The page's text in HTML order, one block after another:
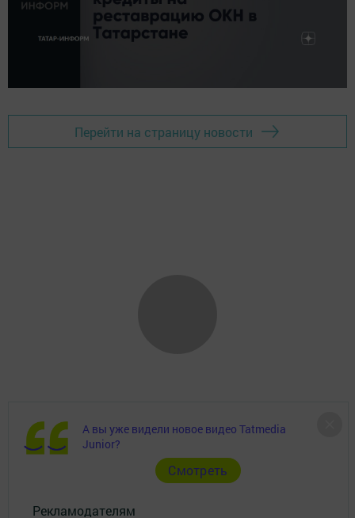
Перейти на страницу новости
Главная
Рекламодателям
А вы уже видели новое видео Tatmedia
Junior?
Cмотреть